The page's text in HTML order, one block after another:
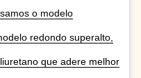
o modelo
redondo superalto,
que adere melhor